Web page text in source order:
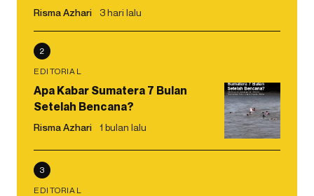
Risma Azhari 3 hari lalu
2
EDITORIAL
Apa Kabar Sumatera 7 Bulan
Setelah Bencana?
Risma Azhari 1 bulan lalu
3
EDITORIAL